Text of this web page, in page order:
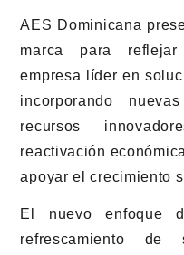
AES Dominicana
marca para
empresa líder en
incorporando
recursos
reactivación
apoyar el crecimiento
El nuevo enfoque
refrescamiento de